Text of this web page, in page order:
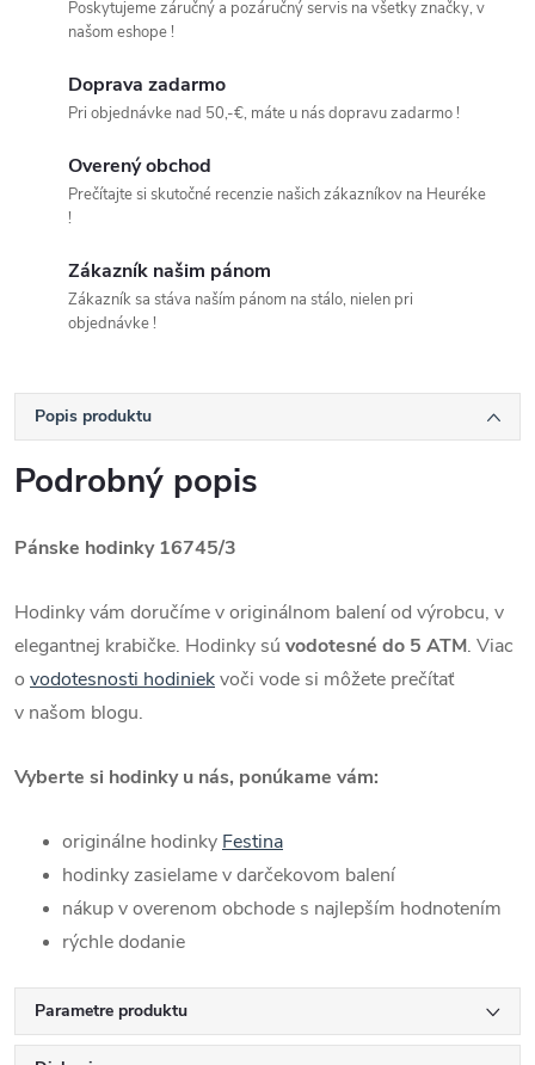
Poskytujeme záručný a pozáručný servis na všetky značky, v
našom eshope !
Doprava zadarmo
Pri objednávke nad 50,-€, máte u nás dopravu zadarmo !
Overený obchod
Prečítajte si skutočné recenzie našich zákazníkov na Heuréke
!
Zákazník našim pánom
Zákazník sa stáva naším pánom na stálo, nielen pri
objednávke !
Popis produktu
Podrobný popis
Pánske hodinky 16745/3
Hodinky vám doručíme v originálnom balení od výrobcu, v
elegantnej krabičke. Hodinky sú vodotesné do 5 ATM. Viac
o vodotesnosti hodiniekvoči vode si môžete prečítať
v našom blogu.
Vyberte si hodinky u nás, ponúkame vám:
originálne hodinky Festina
hodinky zasielame v darčekovom balení
nákup v overenom obchode s najlepším hodnotením
rýchle dodanie
Parametre produktu